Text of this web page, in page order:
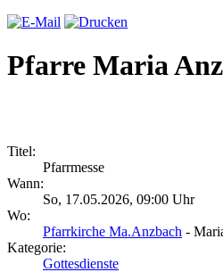
Pfarre Maria
Titel:
Pfarrmesse
Wann:
So, 17.05.2026, 09:00 Uhr
Wo:
Pfarrkirche Ma.Anzbach -
Kategorie:
Gottesdienste